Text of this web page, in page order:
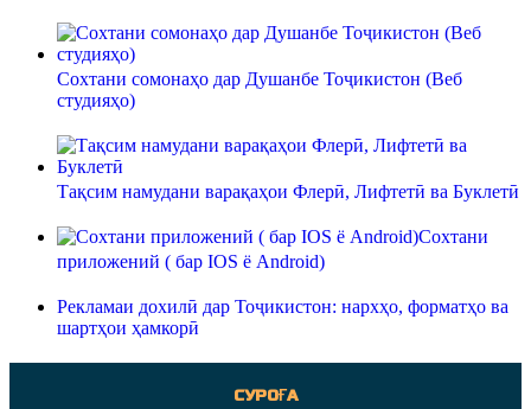
Сохтани сомонаҳо дар Душанбе Тоҷикистон (Веб
студияҳо)
Тақсим намудани варақаҳои Флерӣ, Лифтетӣ ва Буклетӣ
Сохтани
приложений ( бар IOS ё Android)
Рекламаи дохилӣ дар Тоҷикистон: нархҳо, форматҳо ва
шартҳои ҳамкорӣ
СУРОҒА